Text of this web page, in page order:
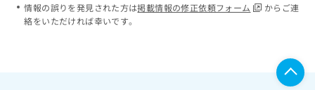
情報の誤りを発見された方は掲載情報の修正依頼フォーム
からご連
絡をいただければ幸いです。